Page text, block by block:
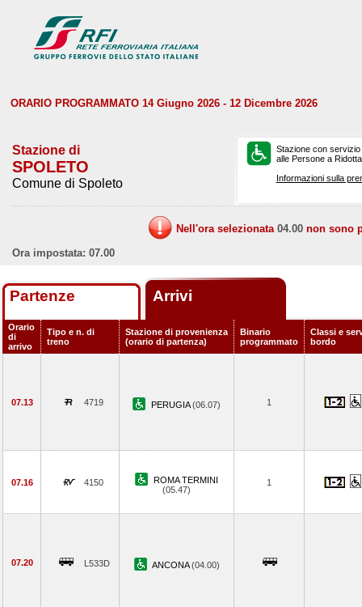
ORARIO PROGRAMMATO 14 Giugno 2026 - 12 Dicembre 2026
Stazione di
SPOLETO
Comune di Spoleto
Stazione con
alle Persone a
Informazioni sulla
Nell'ora selezionata 04.00 non sono
Ora impostata: 07.00
Partenze Arrivi
Orario
di
arrivo
Tipo e n. di
treno
Stazione di provenienza
(orario di partenza)
Binario
programmato
Classi e
bordo
07.13 4719 PERUGIA(06.07) 1
07.16 4150
ROMA TERMINI
(05.47)
1
07.20 L533D ANCONA(04.00)